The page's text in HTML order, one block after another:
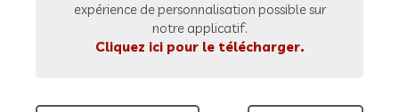
expérience de personnalisation possible sur
notre applicatif.
Cliquez ici pour le télécharger.